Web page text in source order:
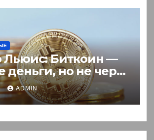
Льюис: Биткоин —
деньги, но не через
ADMIN